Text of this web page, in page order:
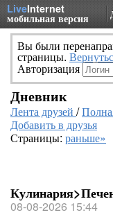
LiveInternet
мобильная версия
Вы были
страницы.
Авторизация
Дневник
Лента друзей /
Добавить в друзья
Страницы: раньше»
08-08-2026 15:44